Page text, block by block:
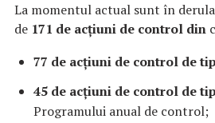
­­­La momentul actual sunt în
de 171 de acțiuni de control din
77 de acțiuni de control de
45 de acțiuni de control de
Programului anual de control;